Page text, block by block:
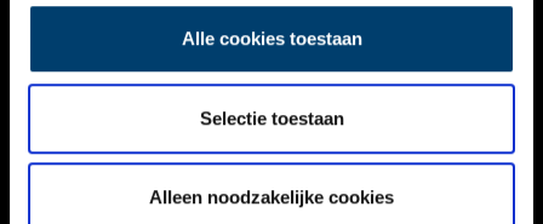
Alle cookies toestaan
Selectie toestaan
Alleen noodzakelijke cookies
TOEGANKELIJKHEID
Volg ONH op social media